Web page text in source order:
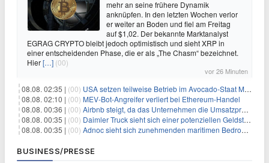
mehr an seine frühere Dynamik
anknüpfen. In den letzten Wochen verlor
er weiter an Boden und fiel am Freitag
auf $1,02. Der bekannte Marktanalyst
EGRAG CRYPTO bleibt jedoch optimistisch und sieht XRP in
einer entscheidenden Phase, die er als „The Chasm“ bezeichnet.
Hier[…] (00)
vor 26 Minuten
08.08. 02:35 | (00) USA setzen teilweise Betrieb im Avocado-Staat Michoacán in Mexiko wieder in Gang
08.08. 02:10 | (00) MEV-Bot-Angreifer verliert bei Ethereum-Handel
08.08. 00:36 | (00) Airbnb steigt, da das Unternehmen die Umsatzprognose anhebt und starkes Wachstum signalisiert
08.08. 00:35 | (00) Daimler Truck sieht sich einer potenziellen Geldstrafe von 1 Milliarde Euro aufgrund von EU-Emissionsvorschriften gegenüber
08.08. 00:35 | (00) Adnoc sieht sich zunehmenden maritimen Bedrohungen angesichts regionaler Spannungen gegenüber
BUSINESS/PRESSE